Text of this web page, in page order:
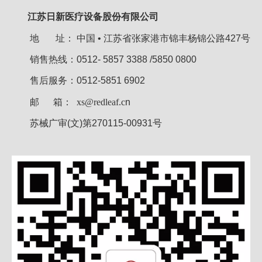
江苏日新医疗设备股份有限公司
地 址： 中国 • 江苏省张家港市锦丰杨锦公路427号
销售热线：0512- 5857 3388 /5850 0800
售后服务：0512-5851 6902
邮 箱： xs@redleaf.cn
苏械广审(文)第270115-00931号